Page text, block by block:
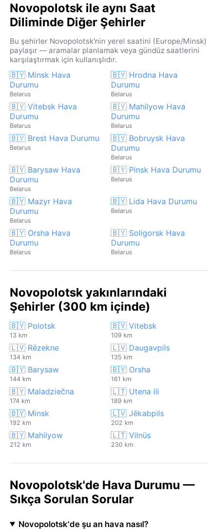
Novopolotsk ile aynı Saat
Diliminde Diğer Şehirler
Bu şehirler Novopolotsk'nin yerel saatini (Europe/Minsk)
paylaşır — aramalar planlamak veya gündüz saatlerini
karşılaştırmak için kullanışlıdır.
🇧🇾 Minsk Hava
Durumu
Belarus
🇧🇾 Hrodna Hava
Durumu
Belarus
🇧🇾 Vitebsk Hava
Durumu
Belarus
🇧🇾 Mahilyow Hava
Durumu
Belarus
🇧🇾 Brest Hava Durumu
Belarus
🇧🇾 Bobruysk Hava
Durumu
Belarus
🇧🇾 Barysaw Hava
Durumu
Belarus
🇧🇾 Pinsk Hava Durumu
Belarus
🇧🇾 Mazyr Hava
Durumu
Belarus
🇧🇾 Lida Hava Durumu
Belarus
🇧🇾 Orsha Hava
Durumu
Belarus
🇧🇾 Soligorsk Hava
Durumu
Belarus
Novopolotsk yakınlarındaki
Şehirler (300 km içinde)
🇧🇾 Polotsk
13 km
🇧🇾 Vitebsk
109 km
🇱🇻 Rēzekne
134 km
🇱🇻 Daugavpils
135 km
🇧🇾 Barysaw
144 km
🇧🇾 Orsha
161 km
🇧🇾 Maladziečna
174 km
🇱🇹 Utena ili
189 km
🇧🇾 Minsk
192 km
🇱🇻 Jēkabpils
202 km
🇧🇾 Mahilyow
212 km
🇱🇹 Vilnüs
230 km
Novopolotsk'de Hava Durumu —
Sıkça Sorulan Sorular
Novopolotsk'de şu an hava nasıl?